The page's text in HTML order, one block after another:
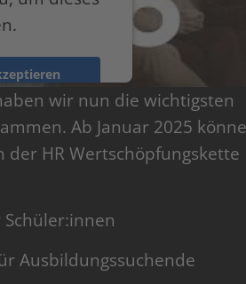
Platform
wir nun die wichtigsten
Ab Januar 2025
HR Wertschöpfungskette
Ausbildungssuchende